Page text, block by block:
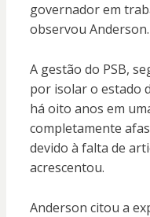
governador em
observou Anderson.
A gestão do PSB,
por isolar o estado
há oito anos em
completamente
devido à falta de
acrescentou.
Anderson citou a